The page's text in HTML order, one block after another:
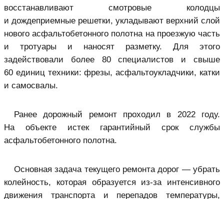
восстанавливают смотровые колодцы
и дождеприемные решетки, укладывают верхний слой
нового асфальтобетонного полотна на проезжую часть
и тротуары и наносят разметку. Для этого
задействовали более 80 специалистов и свыше
60 единиц техники: фрезы, асфальтоукладчики, катки
и самосвалы.
Ранее дорожный ремонт проходил в 2022 году.
На объекте истек гарантийный срок службы
асфальтобетонного полотна.
Основная задача текущего ремонта дорог — убрать
колейность, которая образуется из-за интенсивного
движения транспорта и перепадов температуры,